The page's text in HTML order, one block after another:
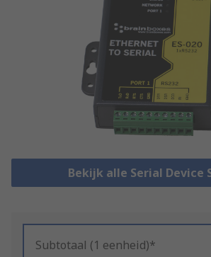
Bekijk alle Serial Device
Subtotaal (1 eenheid)*